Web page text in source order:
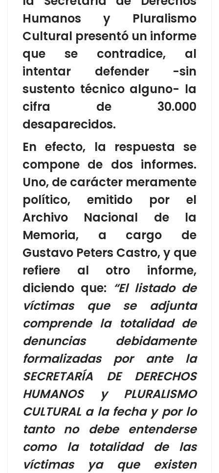
Humanos y Pluralismo
Cultural presentó un informe
que se contradice, al
intentar defender -sin
sustento técnico alguno- la
cifra de 30.000
desaparecidos.
En efecto, la respuesta se
compone de dos informes.
Uno, de carácter meramente
político, emitido por el
Archivo Nacional de la
Memoria, a cargo de
Gustavo Peters Castro, y que
refiere al otro informe,
diciendo que: “El listado de
víctimas que se adjunta
comprende la totalidad de
denuncias debidamente
formalizadas por ante la
SECRETARÍA DE DERECHOS
HUMANOS y PLURALISMO
CULTURAL a la fecha y por lo
tanto no debe entenderse
como la totalidad de las
víctimas ya que existen